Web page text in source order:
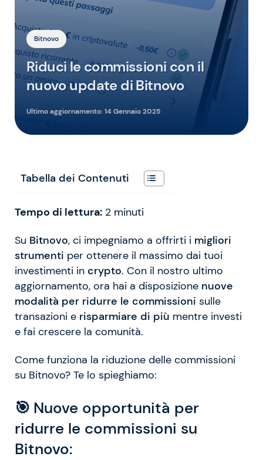
Bitnovo
Riduci le commissioni con il
nuovo update di Bitnovo
Ultimo aggiornamento:14 Gennaio 2025
Tabella dei Contenuti
Tempo di lettura: 2 minuti
Su Bitnovo, ci impegniamo a offrirti i migliori
strumenti per ottenere il massimo dai tuoi
investimenti in crypto. Con il nostro ultimo
aggiornamento, ora hai a disposizione nuove
modalità per ridurre le commissioni sulle
transazioni e risparmiare di più mentre investi
e fai crescere la comunità.
Come funziona la riduzione delle commissioni
su Bitnovo? Te lo spieghiamo:
🎯 Nuove opportunità per
ridurre le commissioni su
Bitnovo: